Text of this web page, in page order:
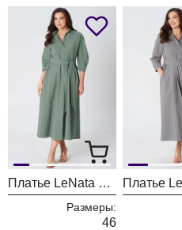
Платье LeNata 16495 серо зеленый
Размеры:
46